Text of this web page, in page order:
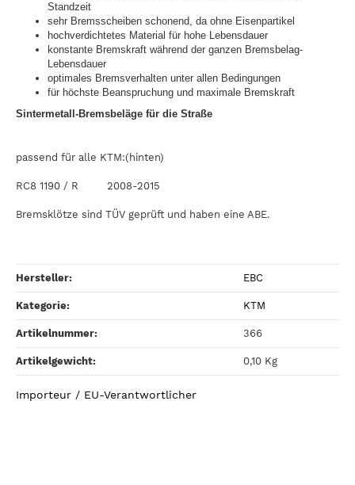
Standzeit
sehr Bremsscheiben schonend, da ohne Eisenpartikel
hochverdichtetes Material für hohe Lebensdauer
konstante Bremskraft während der ganzen Bremsbelag-
Lebensdauer
optimales Bremsverhalten unter allen Bedingungen
für höchste Beanspruchung und maximale Bremskraft
Sintermetall-Bremsbeläge für die Straße
passend für alle KTM:(hinten)
RC8 1190 / R 2008-2015
Bremsklötze sind TÜV geprüft und haben eine ABE.
Hersteller: EBC
Kategorie: KTM
Artikelnummer: 366
Artikelgewicht‍: 0,10 Kg
Importeur / EU-Verantwortlicher